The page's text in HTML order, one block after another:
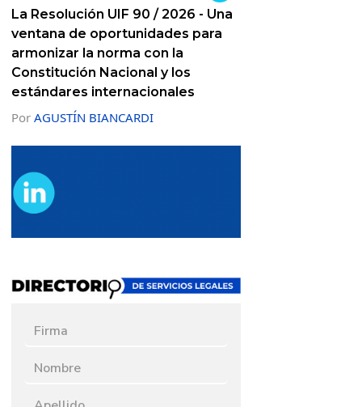
La Resolución UIF 90 / 2026 - Una
ventana de oportunidades para
armonizar la norma con la
Constitución Nacional y los
estándares internacionales
Por AGUSTÍN BIANCARDI